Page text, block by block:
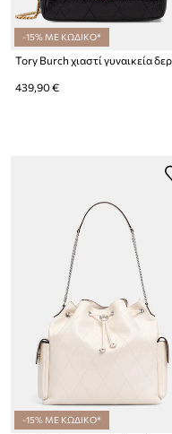
-15% ΜΕ ΚΩΔΙΚΟ*
439,90 €
-15% ΜΕ ΚΩΔΙΚΟ*